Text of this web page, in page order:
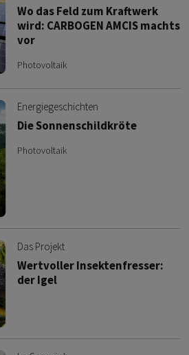
Wo das Feld zum Kraftwerk
wird: CARBOGEN AMCIS machts
vor
Photovoltaik
Energiegeschichten
Die Sonnenschildkröte
Photovoltaik
Das Projekt
Wertvoller Insektenfresser:
der Igel